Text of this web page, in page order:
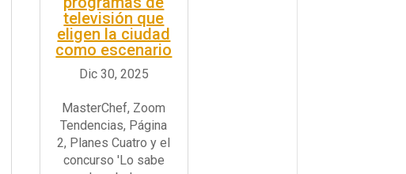
televisión que
eligen la ciudad
como escenario
MasterChef, Zoom
Tendencias, Página
2, Planes Cuatro y el
concurso 'Lo sabe